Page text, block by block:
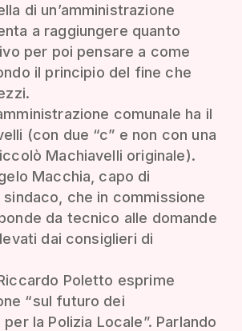
di un’amministrazione
a raggiungere quanto
per poi pensare a come
il principio del fine che
comunale ha il
(con due “c” e non con una
Machiavelli originale).
Macchia, capo di
che in commissione
da tecnico alle domande
dai consiglieri di
Poletto esprime
“sul futuro dei
la Polizia Locale”. Parlando